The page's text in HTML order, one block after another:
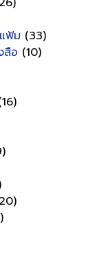
ฟ้ม (33)
สือ (10)